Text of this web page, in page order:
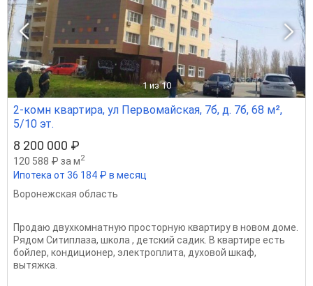
1 из 10
2-комн квартира, ул Первомайская, 7б, д. 7б, 68 м²,
5/10 эт.
8 200 000 ₽
120 588 ₽ за м2
Ипотека от 36 184 ₽ в месяц
Воронежская область
Продаю двухкомнатную просторную квартиру в новом доме.
Рядом Ситиплаза, школа , детский садик. В квартире есть
бойлер, кондиционер, электроплита, духовой шкаф,
вытяжка.